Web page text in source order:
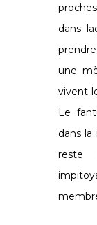
dans
une
vivent
Le
dans la